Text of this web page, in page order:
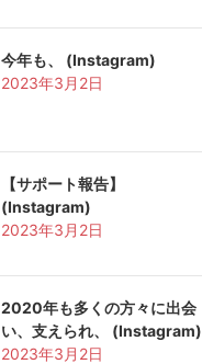
今年も、 (Instagram)
2023年3月2日
【サポート報告️】
(Instagram)
2023年3月2日
2020年も多くの方々に出会
い、支えられ、 (Instagram)
2023年3月2日